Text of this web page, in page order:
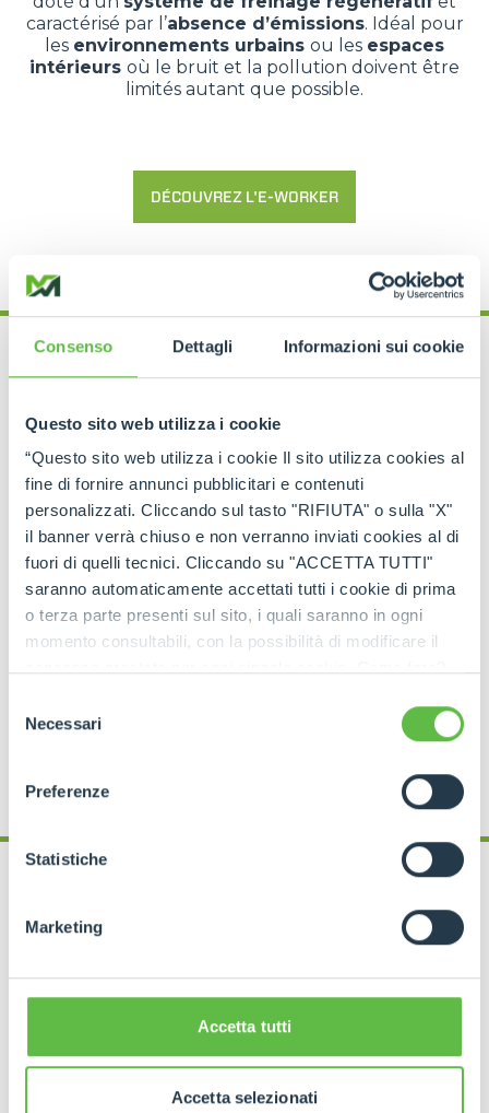
Consenso Dettagli Informazioni sui cookie
Questo sito web utilizza i cookie
“Questo sito web utilizza i cookie Il sito utilizza cookies al
fine di fornire annunci pubblicitari e contenuti
personalizzati. Cliccando sul tasto "RIFIUTA" o sulla "X"
il banner verrà chiuso e non verranno inviati cookies al di
fuori di quelli tecnici. Cliccando su "ACCETTA TUTTI"
saranno automaticamente accettati tutti i cookie di prima
o terza parte presenti sul sito, i quali saranno in ogni
momento consultabili, con la possibilità di modificare il
ogni pagina, selezionare "Modifichi il suo consenso" e
dell'informativa completa nel footer presente in ogni
pagina. Per esercitare i diritti riconosciuti all'interessato ai
GDPR abbiamo predisposto una
apposita procedura.
delNecessari
Preferenze
Statistiche
Marketing
Accetta tutti
Accetta selezionati
caractérisé par l’absence d’émissions. Idéal pour
les environnements urbains ou les espaces
intérieurs où le bruit et la pollution doivent être
limités autant que possible.
DÉCOUVREZ L'E-WORKER
ROTO Plug-In
La solution hybridequi combine un
électriqueet unmoteur thermique, garantissant
flexibilité,autonomieetréduction des
émissions
dans une seule machine haute
performance.
entièrement électrique. Conçu pour fonctionner
dans desespaces intérieurs, descontextes
précisionetzéro émission.